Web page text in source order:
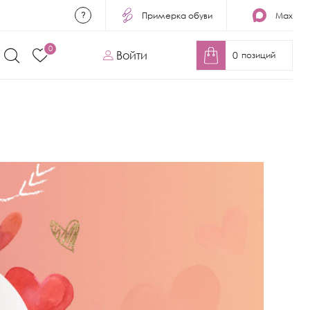
Примерка обуви Max
0
Войти 0 позиций